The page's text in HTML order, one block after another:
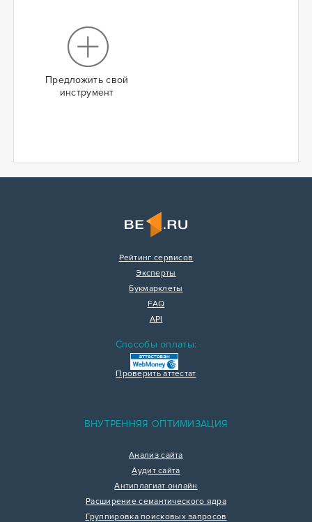
Предложить свой
инструмент
Рейтинг сервисов
Эксперты
Букмарклеты
FAQ
API
Способы оплаты:
Проверить аттестат
ВНУТРЕННЯЯ ОПТИМИЗАЦИЯ
Анализ сайта
Аудит сайта
Антиплагиат онлайн
Расширение семантического ядра
Группировка поисковых запросов